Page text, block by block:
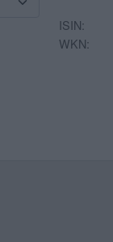
ISIN:
WKN: